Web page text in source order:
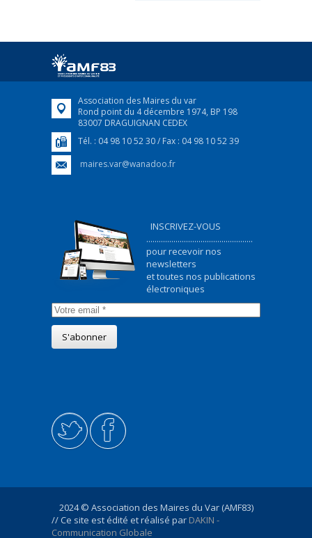
Afin d’accompagner au mieux les réfugiés
FEUILLETER
Association des Maires du var
Rond point du 4 décembre 1974, BP 198
83007 DRAGUIGNAN CEDEX
Tél. : 04 98 10 52 30 / Fax : 04 98 10 52 39
maires.var@wanadoo.fr
INSCRIVEZ-VOUS
...................................................
pour recevoir nos
newsletters
et toutes nos publications
électroniques
2024 © Association des Maires du Var (AMF83)
// Ce site est édité et réalisé par DAKIN -
Communication Globale